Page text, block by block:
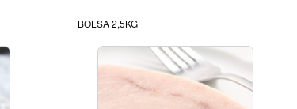
BOLSA 2,5KG